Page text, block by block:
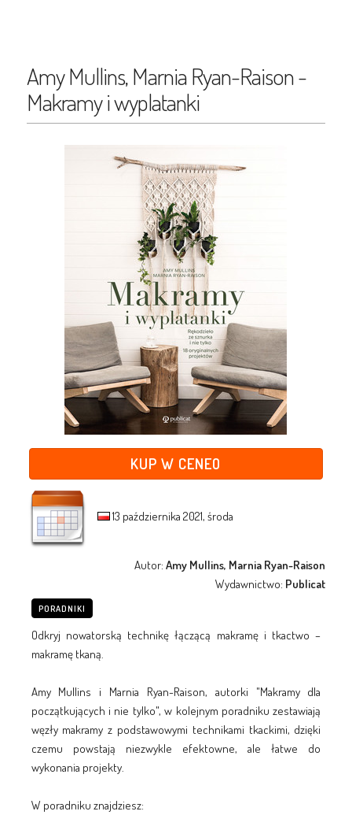
Amy Mullins, Marnia Ryan-Raison -
Makramy i wyplatanki
KUP W CENEO
13 października 2021, środa
Autor:Amy Mullins, Marnia Ryan-Raison
Wydawnictwo: Publicat
PORADNIKI
Odkryj nowatorską technikę łączącą makramę i tkactwo –
makramę tkaną.
Amy Mullins i Marnia Ryan-Raison, autorki "Makramy dla
początkujących i nie tylko", w kolejnym poradniku zestawiają
węzły makramy z podstawowymi technikami tkackimi, dzięki
czemu powstają niezwykle efektowne, ale łatwe do
wykonania projekty.
W poradniku znajdziesz: